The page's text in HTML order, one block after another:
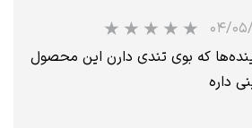
★
۰۵/۰۶
که بوی تندی دارن این محصول
داره